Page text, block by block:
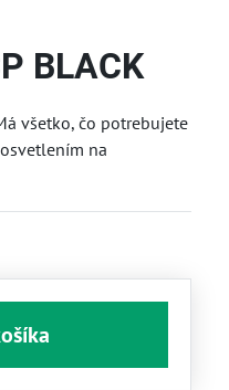
BLACK
všetko, čo potrebujete
na